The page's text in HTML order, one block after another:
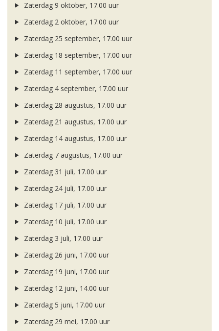
Zaterdag 9 oktober, 17.00 uur
Zaterdag 2 oktober, 17.00 uur
Zaterdag 25 september, 17.00 uur
Zaterdag 18 september, 17.00 uur
Zaterdag 11 september, 17.00 uur
Zaterdag 4 september, 17.00 uur
Zaterdag 28 augustus, 17.00 uur
Zaterdag 21 augustus, 17.00 uur
Zaterdag 14 augustus, 17.00 uur
Zaterdag 7 augustus, 17.00 uur
Zaterdag 31 juli, 17.00 uur
Zaterdag 24 juli, 17.00 uur
Zaterdag 17 juli, 17.00 uur
Zaterdag 10 juli, 17.00 uur
Zaterdag 3 juli, 17.00 uur
Zaterdag 26 juni, 17.00 uur
Zaterdag 19 juni, 17.00 uur
Zaterdag 12 juni, 14.00 uur
Zaterdag 5 juni, 17.00 uur
Zaterdag 29 mei, 17.00 uur